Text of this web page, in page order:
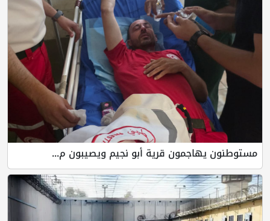
مستوطنون يهاجمون قرية أبو نجيم ويصيبون م...